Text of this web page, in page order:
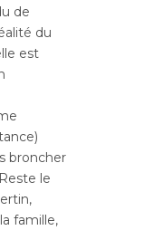
de
du
est
broncher
le
famille,